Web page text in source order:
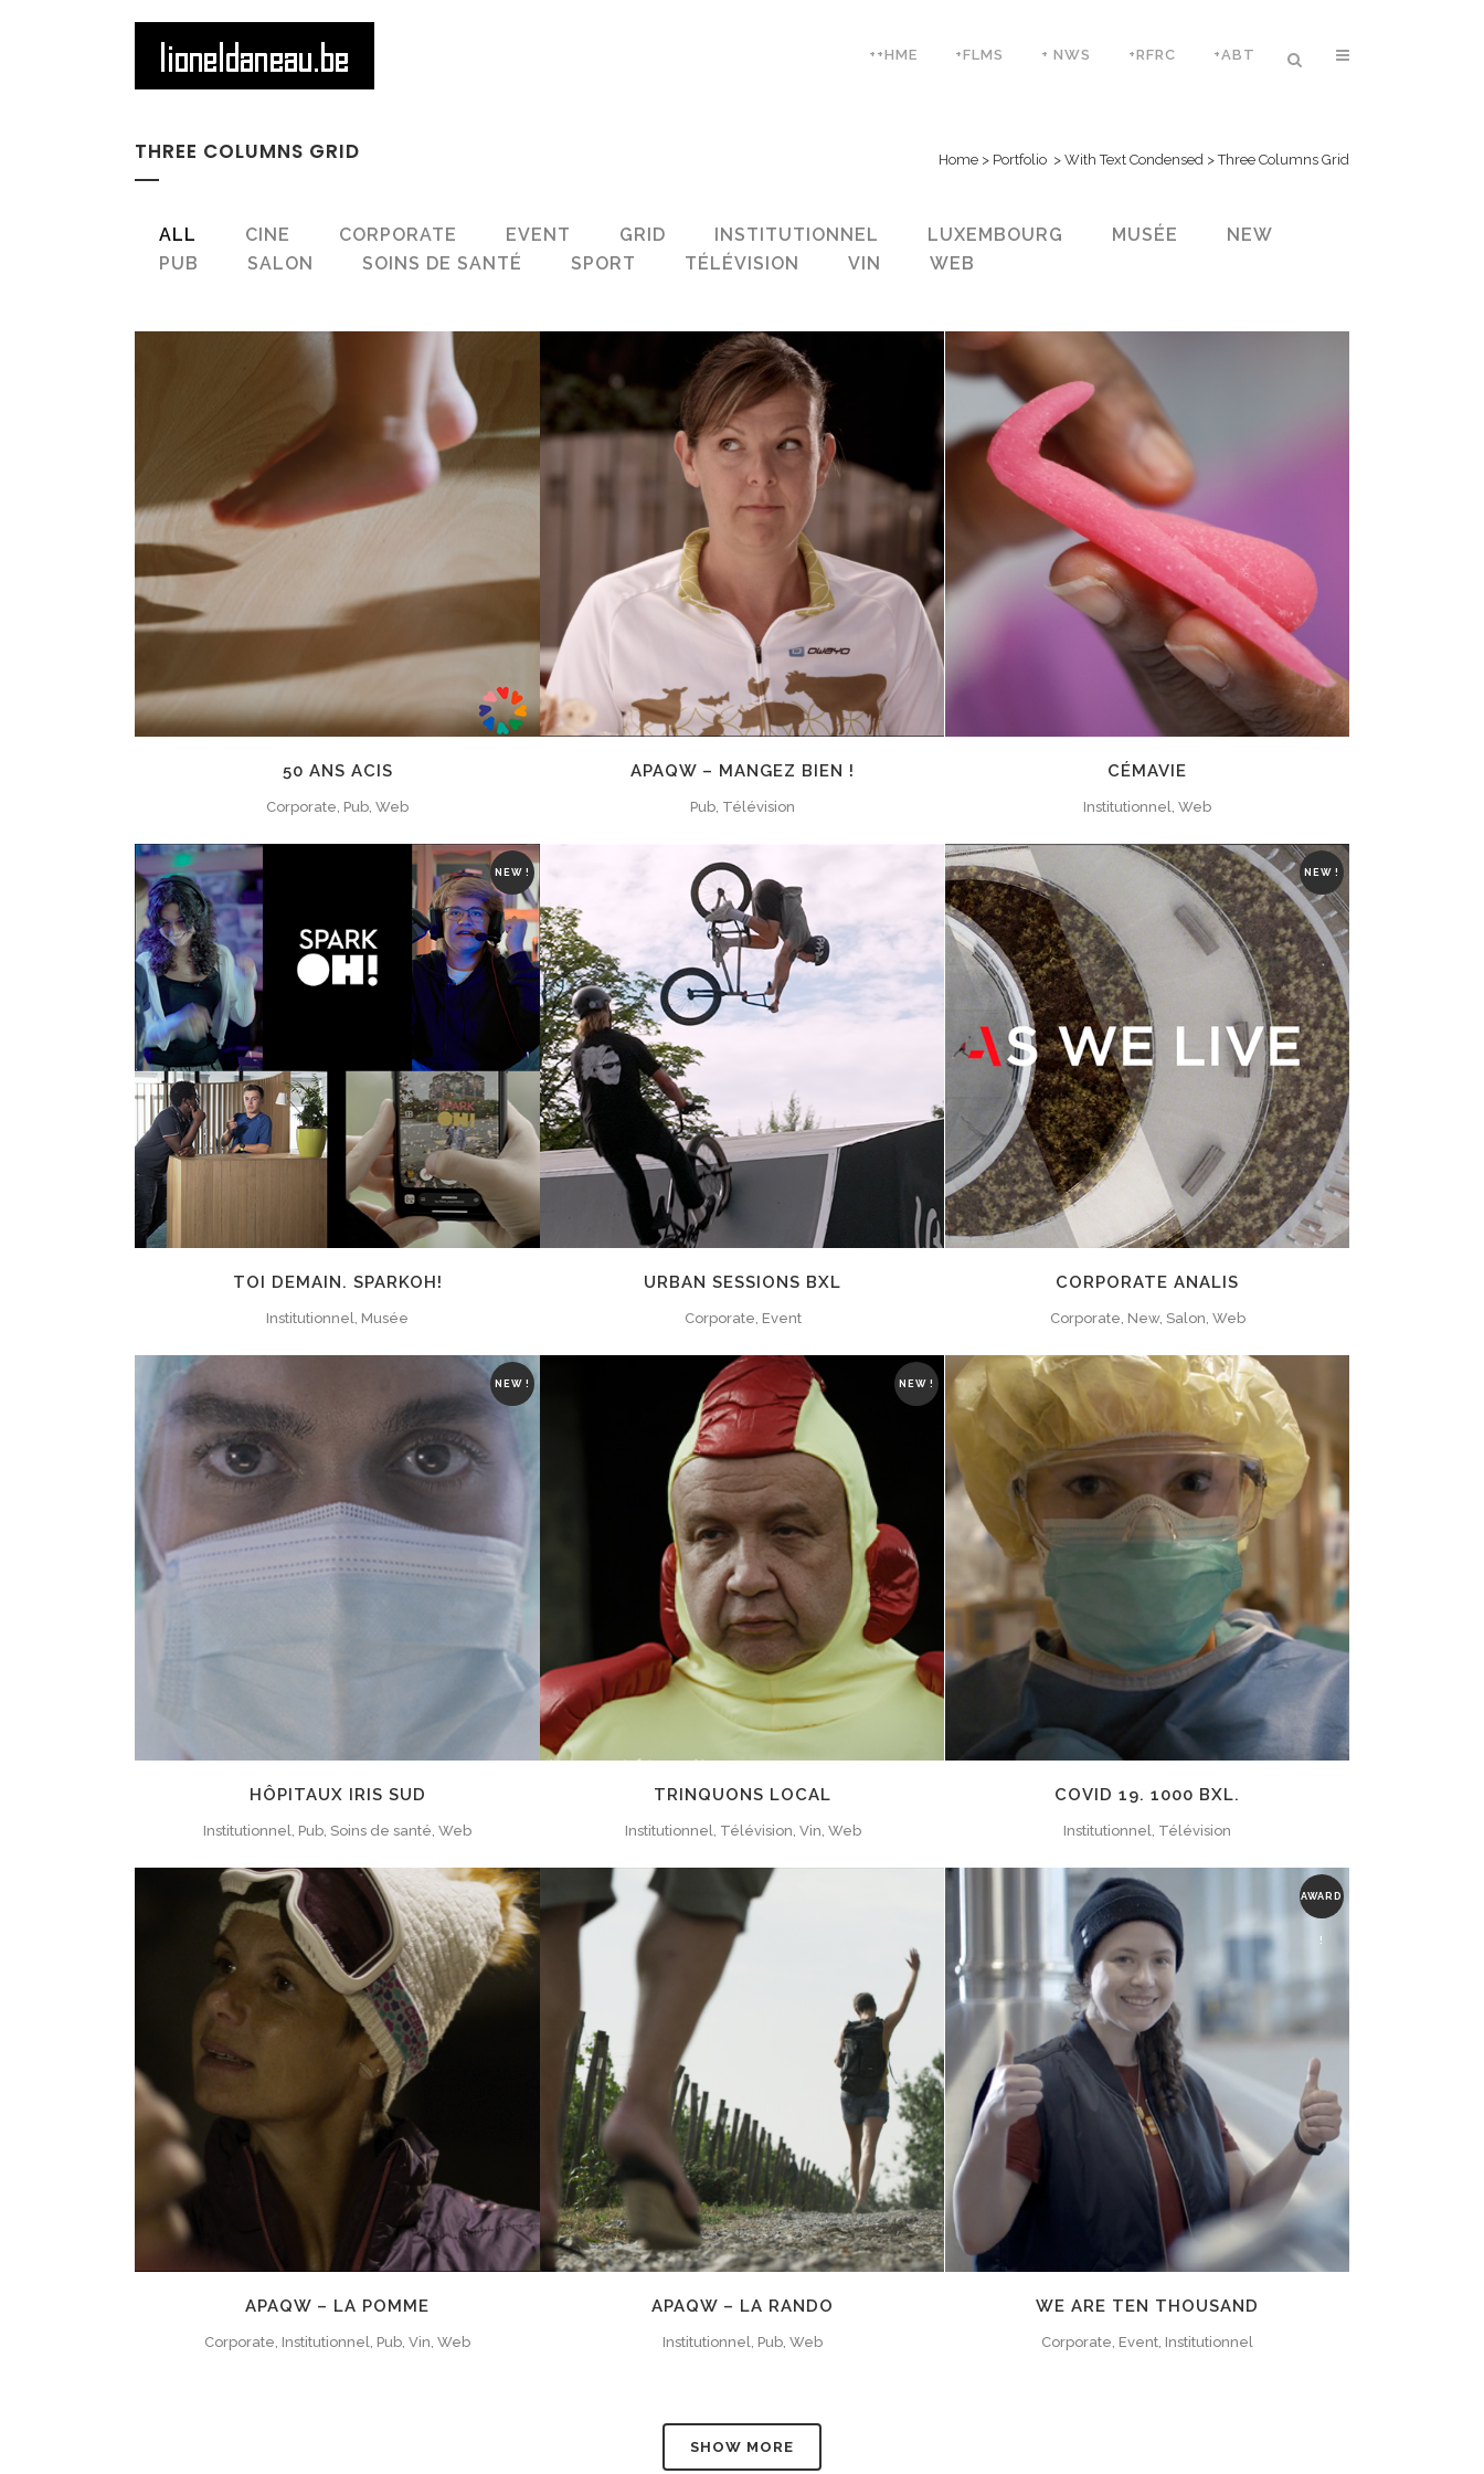
++HME +FLMS + NWS +RFRC +ABT
THREE COLUMNS GRID Home > Portfolio > With Text Condensed >Three Columns Grid
ALL CINE CORPORATE EVENT GRID INSTITUTIONNEL LUXEMBOURG MUSÉE
NEW
PUB
SALON SOINS DE SANTÉ SPORT TÉLÉVISION VIN WEB
ZOOM
50 ANS ACIS
Corporate, Pub, Web
ZOOM VIEW
APAQW – MANGEZ BIEN !
Pub, Télévision
ZOOM VIEW
CÉMAVIE
Institutionnel, Web
NEW !
TOI DEMAIN. SPARKOH!
Institutionnel, Musée
ZOOM
URBAN SESSIONS BXL
Corporate, Event
NEW !
ZOOM VIEW
CORPORATE ANALIS
Corporate, New, Salon, Web
NEW !
HÔPITAUX IRIS SUD
Institutionnel, Pub, Soins de santé, Web
NEW !
ZOOM VIEW
TRINQUONS LOCAL
Institutionnel, Télévision, Vin, Web
VIEW
COVID 19. 1000 BXL.
Institutionnel, Télévision
VIEW
APAQW – LA POMME
Corporate, Institutionnel, Pub, Vin, Web
ZOOM
APAQW – LA RANDO
Institutionnel, Pub, Web
AWARD
!
ZOOM VIEW
WE ARE TEN THOUSAND
Corporate, Event, Institutionnel
SHOW MORE